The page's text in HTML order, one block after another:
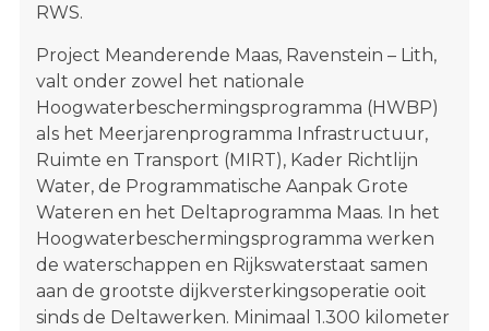
RWS.
Project Meanderende Maas, Ravenstein – Lith,
valt onder zowel het nationale
Hoogwaterbeschermingsprogramma (HWBP)
als het Meerjarenprogramma Infrastructuur,
Ruimte en Transport (MIRT), Kader Richtlijn
Water, de Programmatische Aanpak Grote
Wateren en het Deltaprogramma Maas. In het
Hoogwaterbeschermingsprogramma werken
de waterschappen en Rijkswaterstaat samen
aan de grootste dijkversterkingsoperatie ooit
sinds de Deltawerken. Minimaal 1.300 kilometer